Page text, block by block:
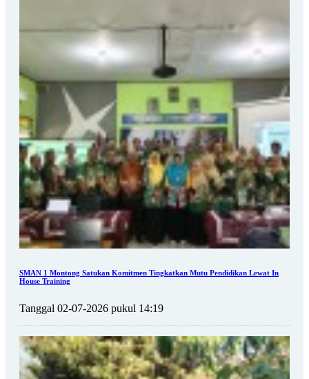
SMAN 1 Montong Satukan Komitmen Tingkatkan Mutu Pendidikan Lewat In
House Training
Tanggal 02-07-2026 pukul 14:19